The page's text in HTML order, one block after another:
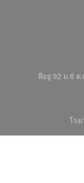
ที่อยู่ 92 ม.6 ต.
โรง